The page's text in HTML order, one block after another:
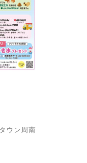
ウン周南